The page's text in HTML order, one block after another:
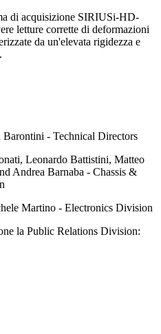
di acquisizione SIRIUSi-HD-
letture corrette di deformazioni
da un'elevata rigidezza e
- Technical Directors
Leonardo Battistini, Matteo
Andrea Barnaba - Chassis &
Martino - Electronics Division
la Public Relations Division: